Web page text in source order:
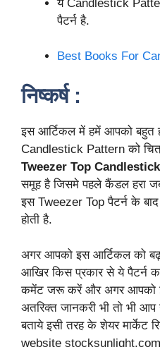
ये Candlestick
पैटर्न है.
Best Books For
निष्कर्ष :
इस आर्टिकल में हमें आपको बहुत
Candlestick Pattern को
Tweezer Top
समूह है जिसमे पहले कैंडल हरा
इस Tweezer Top पैटर्न के
होती है.
अगर आपको इस आर्टिकल को
आखिर किस प्रकार से ये पैटर्न
कमेंट जरू करें और अगर आपको
अतरिक्त जानकरी भी तो भी
बताये इसी तरह के शेयर मार्केट
website stocksunlight.com